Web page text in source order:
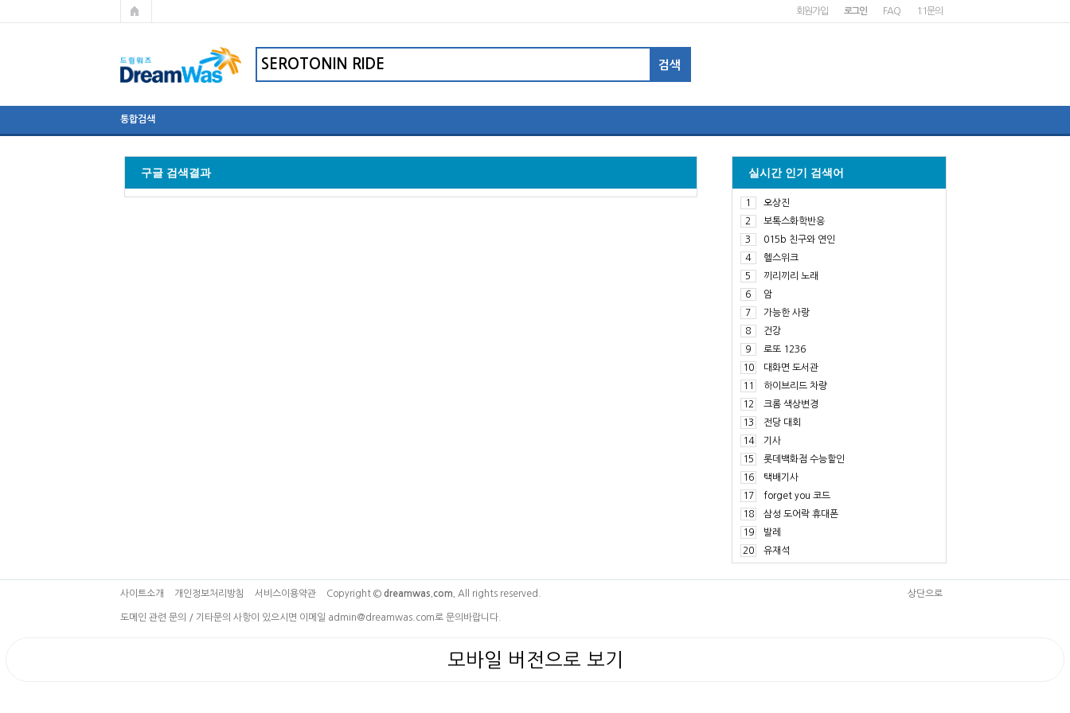
회원가입 로그인 FAQ 1:1문의
통합검색
실시간 인기 검색어
1
오상진
2
보톡스화학반응
3
015b 친구와 연인
4
헬스위크
5
끼리끼리 노래
6
암
7
가능한 사랑
8
건강
9
로또 1236
10
대화면 도서관
11
하이브리드 차량
12
크롬 색상변경
13
전당 대회
14
기사
15
롯데백화점 수능할인
16
택배기사
17
forget you 코드
18
삼성 도어락 휴대폰
19
발레
20
유재석
구글 검색결과
사이트소개 개인정보처리방침 서비스이용약관 Copyright © dreamwas.com. All rights reserved. 상단으로
도메인 관련 문의 / 기타문의 사항이 있으시면 이메일 admin@dreamwas.com로 문의바랍니다.
모바일 버전으로 보기